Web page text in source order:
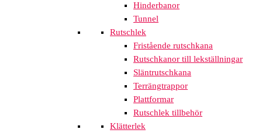
Hinderbanor
Tunnel
Rutschlek
Fristående rutschkana
Rutschkanor till lekställningar
Släntrutschkana
Terrängtrappor
Plattformar
Rutschlek tillbehör
Klätterlek